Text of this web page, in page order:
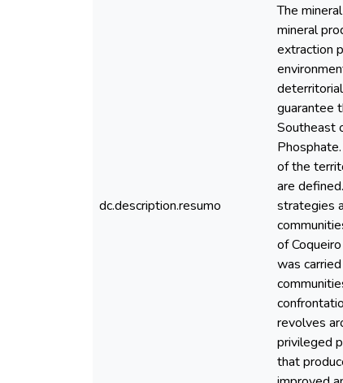
dc.description.resumo
The
mineral
extraction
guarantee
Southeast
of the
are
strategies
of
was
revolves
privileged
that